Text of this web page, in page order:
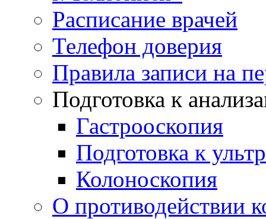
Расписание врачей
Телефон доверия
Правила записи на
Подготовка к
Гастрооскопия
Подготовка к
Колоноскопия
О противодействии